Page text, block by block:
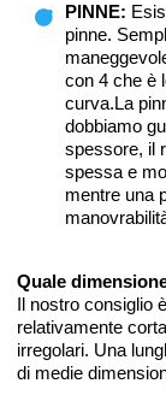
PINNE:
pinne.
con 4 che è
curva.La
dobbiamo
spessore, il
spessa e
mentre una
Quale
Il nostro consiglio
relativamente
irregolari. Una
di medie